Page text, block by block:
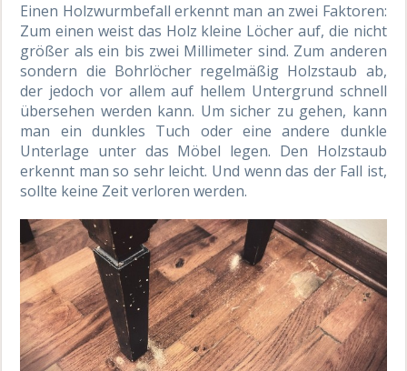
Einen Holzwurmbefall erkennt man an zwei Faktoren:
Zum einen weist das Holz kleine Löcher auf, die nicht
größer als ein bis zwei Millimeter sind. Zum anderen
sondern die Bohrlöcher regelmäßig Holzstaub ab,
der jedoch vor allem auf hellem Untergrund schnell
übersehen werden kann. Um sicher zu gehen, kann
man ein dunkles Tuch oder eine andere dunkle
Unterlage unter das Möbel legen. Den Holzstaub
erkennt man so sehr leicht. Und wenn das der Fall ist,
sollte keine Zeit verloren werden.